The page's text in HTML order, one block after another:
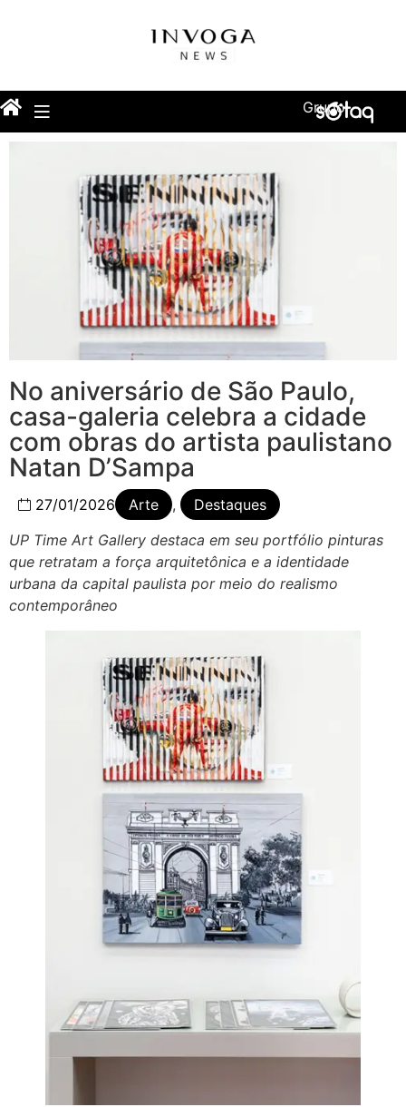
Grupo
No aniversário de São Paulo,
casa-galeria celebra a cidade
com obras do artista paulistano
Natan D’Sampa
27/01/2026 Arte ,
Destaques
UP Time Art Gallery destaca em seu portfólio pinturas
que retratam a força arquitetônica e a identidade
urbana da capital paulista por meio do realismo
contemporâneo